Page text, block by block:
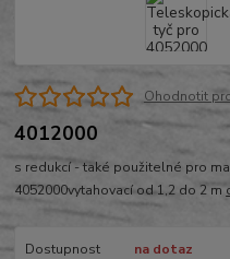
Ohodnotit
4012000
s redukcí - také použitelné pro
4052000vytahovací od 1,2 do 2 m
Dostupnost na dotaz